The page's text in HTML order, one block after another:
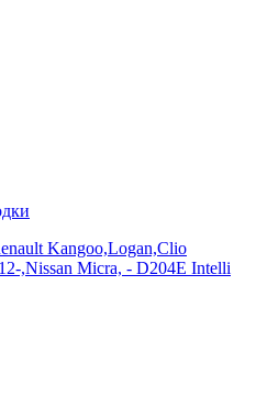
Kangoo,Logan,Clio
,Nissan Micra, - D204E Intelli